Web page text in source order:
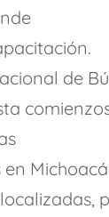
de